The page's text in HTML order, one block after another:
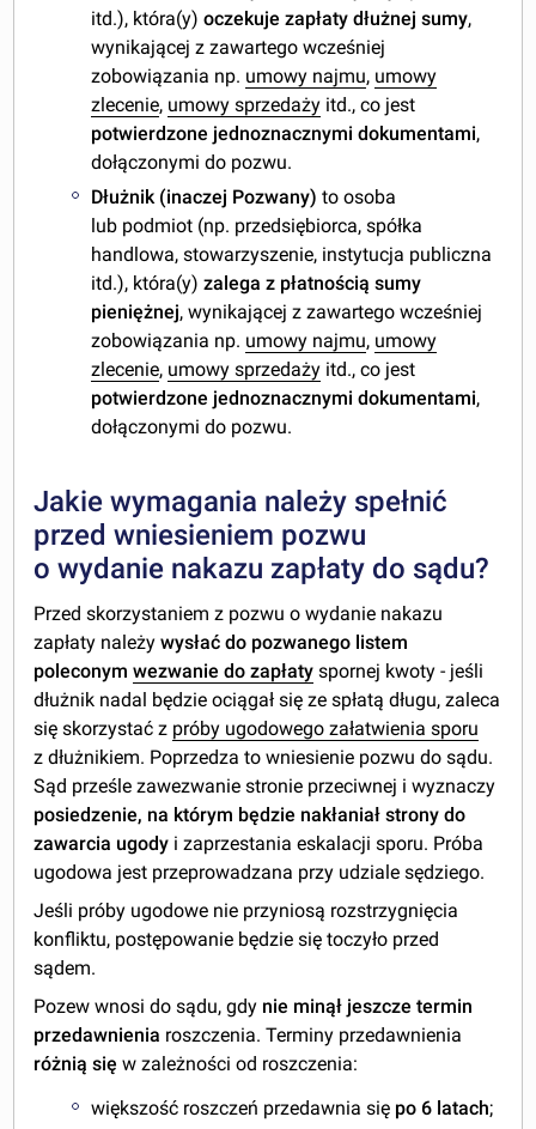
itd.), która(y)oczekuje zapłaty dłużnej sumy,
wynikającej z zawartego wcześniej
zobowiązania np. umowy najmu, umowy
zlecenie, umowy sprzedaży itd., co jest
potwierdzone jednoznacznymi dokumentami,
dołączonymi do pozwu.
Dłużnik (inaczej Pozwany) to osoba
lub podmiot (np. przedsiębiorca, spółka
handlowa, stowarzyszenie, instytucja publiczna
itd.), która(y)zalega z płatnością sumy
pieniężnej, wynikającej z zawartego wcześniej
zobowiązania np. umowy najmu, umowy
zlecenie, umowy sprzedaży itd., co jest
potwierdzone jednoznacznymi dokumentami,
dołączonymi do pozwu.
Jakie wymagania należy spełnić
przed wniesieniem pozwu
o wydanie nakazu zapłaty do sądu?
Przed skorzystaniem z pozwu o wydanie nakazu
zapłaty należywysłać do pozwanego listem
poleconymwezwanie do zapłaty spornej kwoty - jeśli
dłużnik nadal będzie ociągał się ze spłatą długu, zaleca
się skorzystać z próby ugodowego załatwienia sporu
z dłużnikiem. Poprzedza to wniesienie pozwu do sądu.
Sąd prześle zawezwanie stronie przeciwnej i wyznaczy
posiedzenie, na którym będzie nakłaniał strony do
zawarcia ugody i zaprzestania eskalacji sporu. Próba
ugodowa jest przeprowadzana przy udziale sędziego.
Jeśli próby ugodowe nie przyniosą rozstrzygnięcia
konfliktu, postępowanie będzie się toczyło przed
sądem.
Pozew wnosi do sądu, gdy nie minął jeszcze termin
przedawnienia roszczenia. Terminy przedawnienia
różnią sięw zależności od roszczenia:
większość roszczeń przedawnia się po 6 latach;